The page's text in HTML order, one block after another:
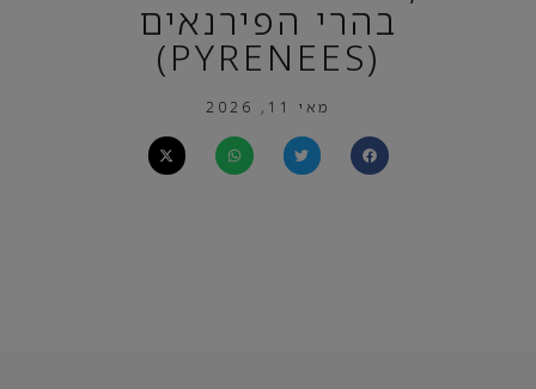
בהרי הפירנאים
(PYRENEES)
מאי 11, 2026